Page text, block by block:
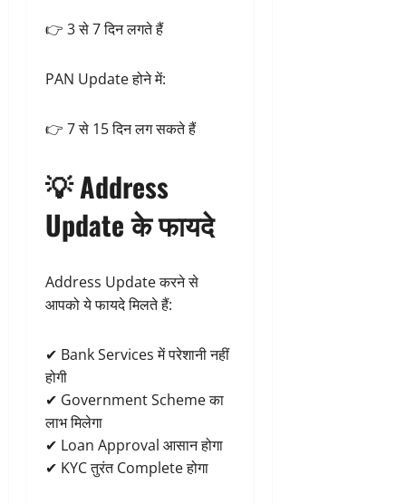
👉 3 से 7 दिन लगते हैं
PAN Update होने में:
👉 7 से 15 दिन लग सकते हैं
💡 Address
Update के फायदे
Address Update करने से
आपको ये फायदे मिलते हैं:
✔ Bank Services में परेशानी नहीं
होगी
✔ Government Scheme का
लाभ मिलेगा
✔ Loan Approval आसान होगा
✔ KYC तुरंत Complete होगा